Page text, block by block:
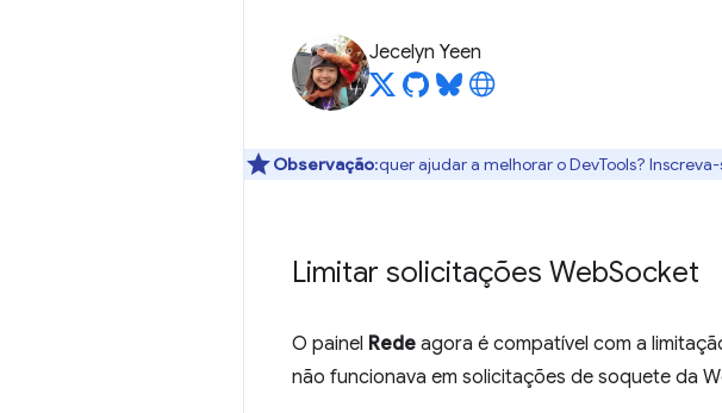
Jecelyn Yeen
Observação:quer ajudar a melhorar o DevTools?
Limitar solicitações WebSocket
O painel Rede agora é compatível com a
não funcionava em solicitações de soquete da